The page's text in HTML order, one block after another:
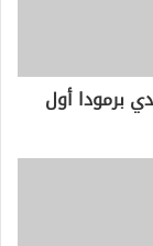
برمودا أول